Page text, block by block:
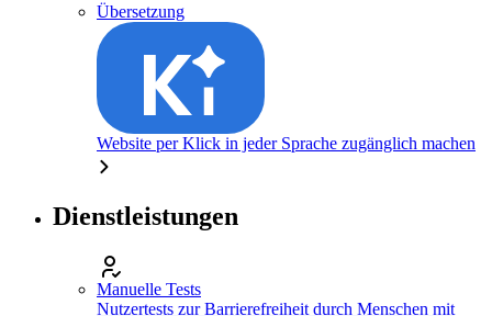
Übersetzung
Website per Klick in jeder Sprache zugänglich machen
Dienstleistungen
Manuelle Tests
Nutzertests zur Barrierefreiheit durch Menschen mit